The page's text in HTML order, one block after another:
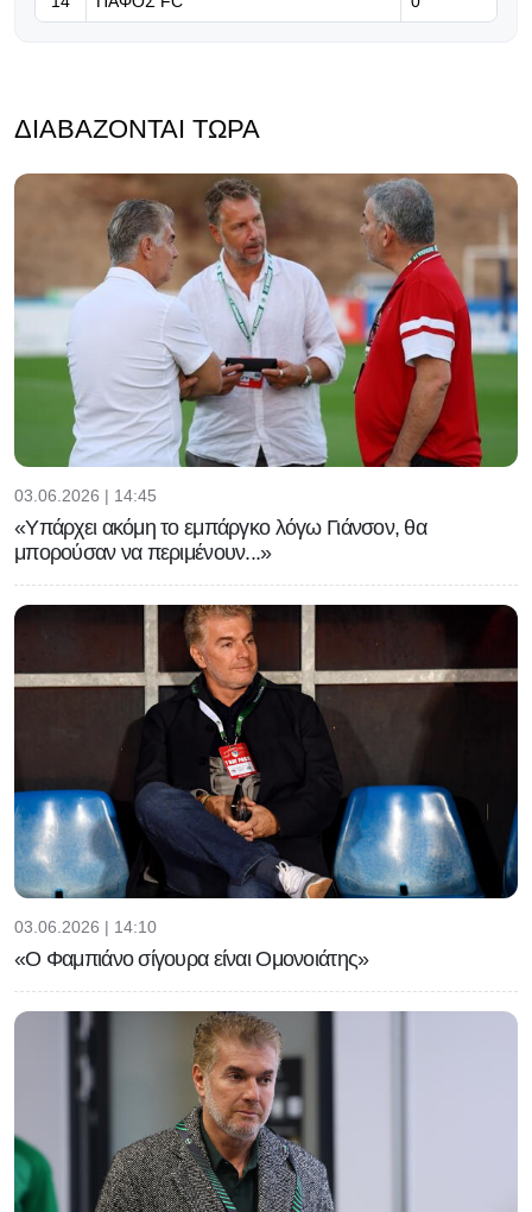
ΔΙΑΒΆΖΟΝΤΑΙ ΤΏΡΑ
03.06.2026 | 14:45
«Υπάρχει ακόμη το εμπάργκο λόγω Γιάνσον, θα
μπορούσαν να περιμένουν...»
03.06.2026 | 14:10
«Ο Φαμπιάνο σίγουρα είναι Ομονοιάτης»